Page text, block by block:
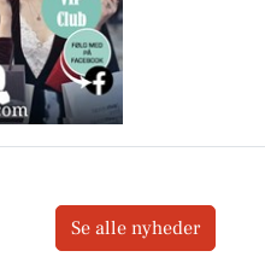
Se alle nyheder